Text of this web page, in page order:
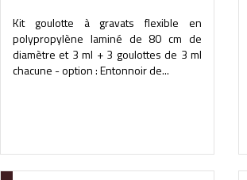
Kit goulotte à gravats flexible en
polypropylène laminé de 80 cm de
diamètre et 3 ml + 3 goulottes de 3 ml
chacune - option : Entonnoir de...